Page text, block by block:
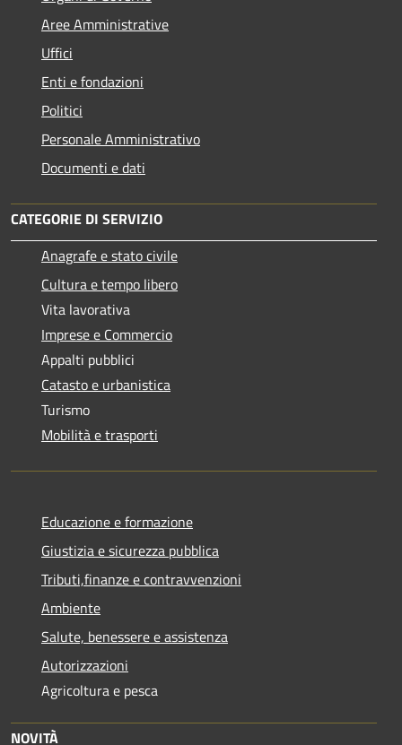
Aree Amministrative
Uffici
Enti e fondazioni
Politici
Personale Amministrativo
Documenti e dati
CATEGORIE DI SERVIZIO
Anagrafe e stato civile
Cultura e tempo libero
Vita lavorativa
Imprese e Commercio
Appalti pubblici
Catasto e urbanistica
Turismo
Mobilità e trasporti
Educazione e formazione
Giustizia e sicurezza pubblica
Tributi,finanze e contravvenzioni
Ambiente
Salute, benessere e assistenza
Autorizzazioni
Agricoltura e pesca
NOVITÀ